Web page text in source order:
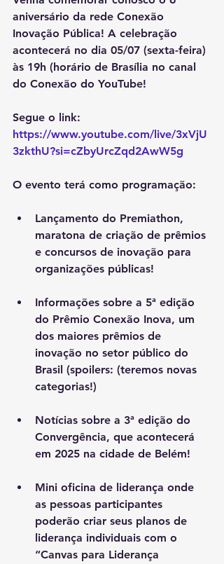
aniversário da rede Conexão
Inovação Pública! A celebração
acontecerá no dia 05/07 (sexta-feira)
às 19h (horário de Brasília no canal
do Conexão do YouTube!
Segue o link:
https://www.youtube.com/live/3xVjU
3zkthU?si=cZbyUrcZqd2AwW5g
O evento terá como programação:
Lançamento do Premiathon,
maratona de criação de prêmios
e concursos de inovação para
organizações públicas!
Informações sobre a 5ª edição
do Prêmio Conexão Inova, um
dos maiores prêmios de
inovação no setor público do
Brasil (spoilers: (teremos novas
categorias!)
Notícias sobre a 3ª edição do
Convergência, que acontecerá
em 2025 na cidade de Belém!
Mini oficina de liderança onde
as pessoas participantes
poderão criar seus planos de
liderança individuais com o
“Canvas para Liderança